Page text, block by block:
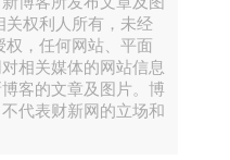
力、且迭代速度史无前
该如何持续创新，重新
践经验，认为商学院的
育模式，以“复合领导
科、跨圈层、跨国界的
关权利人所有，未经
，任何网站、平面
相关媒体的网站信息
客的文章及图片。博
代表财新网的立场和